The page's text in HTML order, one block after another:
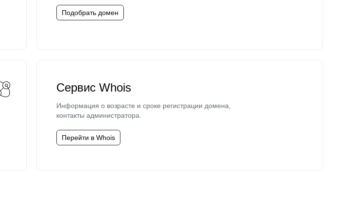
Подобрать домен
Сервис Whois
Информация о возрасте и сроке регистрации домена,
контакты администратора.
Перейти в Whois